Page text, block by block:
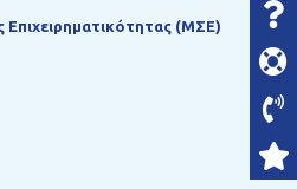
Επιχειρηματικότητας (ΜΣΕ)